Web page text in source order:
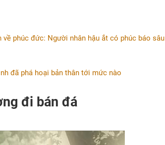
phúc đức: Người nhân hậu ắt có phúc báo sâu
đã phá hoại bản thân tới mức nào
đi bán đá